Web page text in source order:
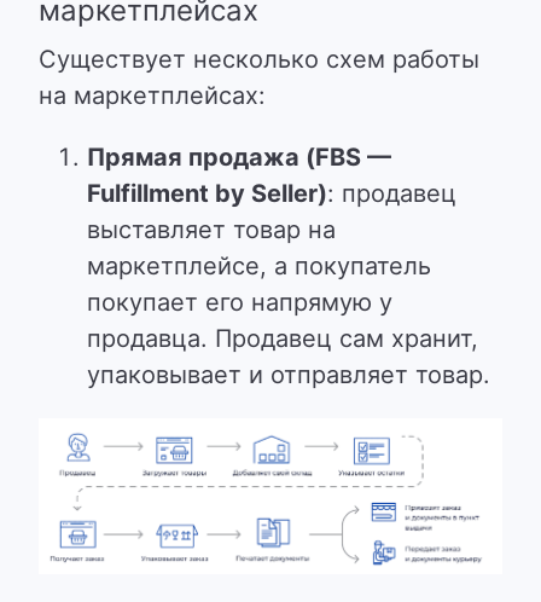
маркетплейсах
Существует несколько схем работы
на маркетплейсах:
Прямая продажа (FBS —
Fulfillment by Seller): продавец
выставляет товар на
маркетплейсе, а покупатель
покупает его напрямую у
продавца. Продавец сам хранит,
упаковывает и отправляет товар.